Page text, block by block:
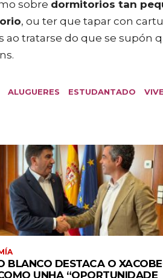
sobre dormitorios tan
, ou ter que tapar con
ao tratarse do que se supón
ALUGUERES ESTUDANTADO
BLANCO DESTACA O
UNHA “OPORTUNIDADE